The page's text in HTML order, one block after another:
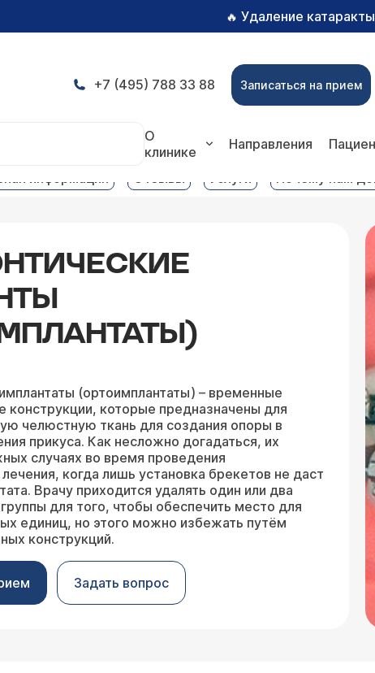
🔥 Удаление
+7 (495) 788 33 88 Записаться на прием
О
клинике
Направления
информация Отзывы Услуги Почему нам
имплантаты (ортоимплантаты) – временные
конструкции, которые предназначены для
челюстную ткань для создания опоры в
прикуса. Как несложно догадаться, их
случаях во время проведения
когда лишь установка брекетов не даст
Врачу приходится удалять один или два
для того, чтобы обеспечить место для
единиц, но этого можно избежать путём
конструкций.
Задать вопрос